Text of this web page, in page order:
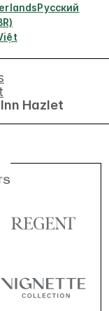
Русский
Hazlet